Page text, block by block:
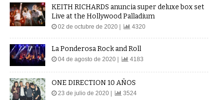
KEITH RICHARDS anuncia super deluxe box set
Live at the Hollywood Palladium
02 de octubre de 2020 | 4320
La Ponderosa Rock and Roll
04 de agosto de 2020 | 4183
ONE DIRECTION 10 AÑOS
23 de julio de 2020 | 3524